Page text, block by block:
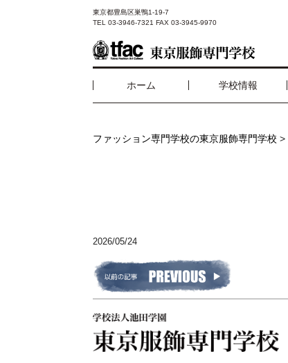
東京都豊島区巣鴨1-19-7
TEL 03-3946-7321 FAX 03-3945-9970
ホーム 学校情報
ファッション専門学校の東京服飾専門学校 >
2026/05/24